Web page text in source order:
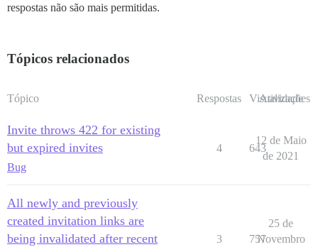
respostas não são mais permitidas.
Tópicos relacionados
Tópico Respostas Visualizações
Atividade
Invite throws 422 for existing
but expired invites
Bug
4 643
12 de Maio
de 2021
All newly and previously
created invitation links are
being invalidated after recent
3 757
25 de
Novembro